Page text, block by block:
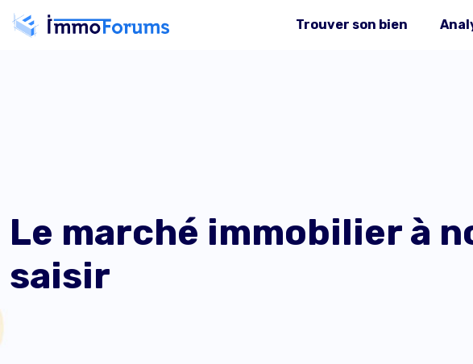
Trouver son bien
Le marché immobilier à
saisir